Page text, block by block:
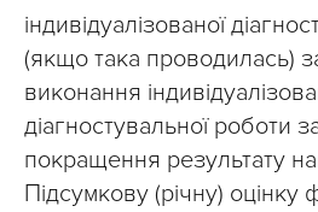
індивідуалізованої
(якщо така проводилась)
виконання
діагностувальної роботи
покращення результату
Підсумкову (річну) оцінку